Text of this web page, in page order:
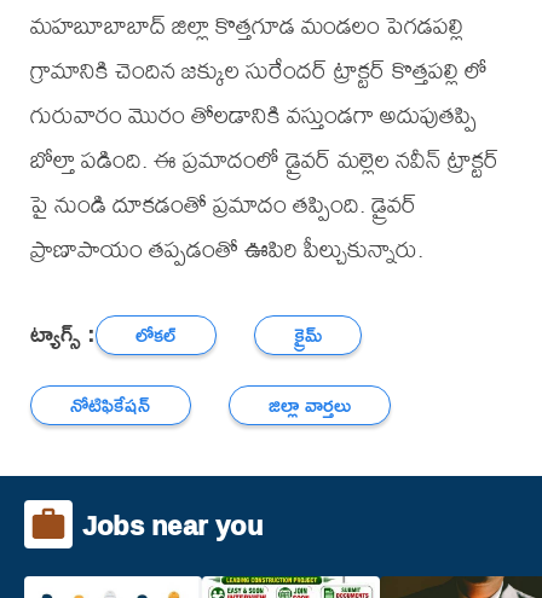
మహబూబాబాద్ జిల్లా కొత్తగూడ మండలం పెగడపల్లి
గ్రామానికి చెందిన జక్కుల సురేందర్ ట్రాక్టర్ కొత్తపల్లి లో
గురువారం మొరం తోలడానికి వస్తుండగా అదుపుతప్పి
బోల్తా పడింది. ఈ ప్రమాదంలో డ్రైవర్ మల్లెల నవీన్ ట్రాక్టర్
పై నుండి దూకడంతో ప్రమాదం తప్పింది. డ్రైవర్
ప్రాణాపాయం తప్పడంతో ఊపిరి పీల్చుకున్నారు.
ట్యాగ్స్ : లోకల్
క్రైమ్
నోటిఫికేషన్
జిల్లా వార్తలు
Jobs near you